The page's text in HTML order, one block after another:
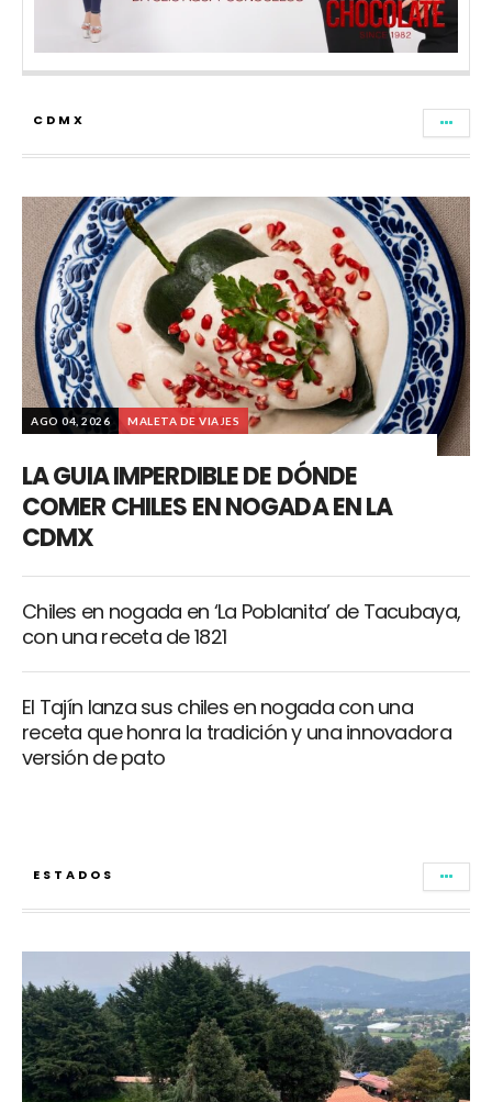
CDMX
AGO 04, 2026 MALETA DE VIAJES
LA GUIA IMPERDIBLE DE DÓNDE
COMER CHILES EN NOGADA EN LA
CDMX
Chiles en nogada en ‘La Poblanita’ de Tacubaya,
con una receta de 1821
El Tajín lanza sus chiles en nogada con una
receta que honra la tradición y una innovadora
versión de pato
ESTADOS